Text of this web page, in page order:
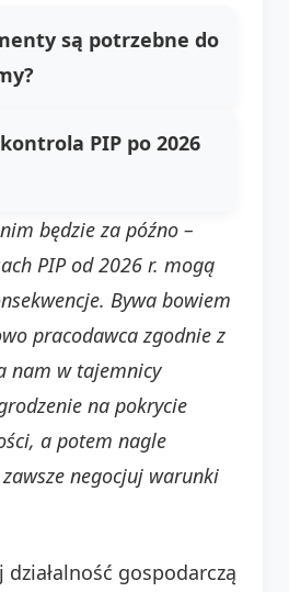
są potrzebne do
PIP po 2026
będzie za późno –
PIP od 2026 r. mogą
Bywa bowiem
pracodawca zgodnie z
nam w tajemnicy
na pokrycie
a potem nagle
negocjuj warunki
gospodarczą